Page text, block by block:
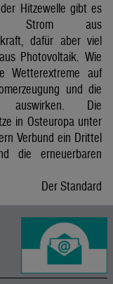
Hitzewelle gibt es
Strom aus
dafür aber viel
Photovoltaik. Wie
Wetterextreme auf
und die
auswirken. Die
in Osteuropa unter
Verbund ein Drittel
die erneuerbaren
Der Standard